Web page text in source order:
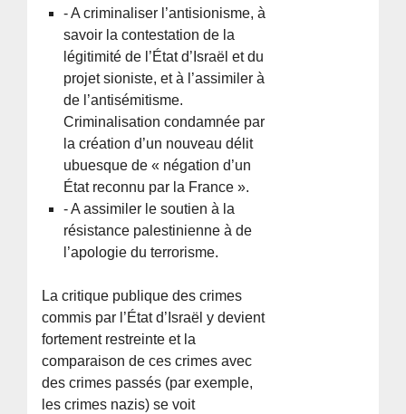
- A criminaliser l’antisionisme, à
savoir la contestation de la
légitimité de l’État d’Israël et du
projet sioniste, et à l’assimiler à
de l’antisémitisme.
Criminalisation condamnée par
la création d’un nouveau délit
ubuesque de « négation d’un
État reconnu par la France ».
- A assimiler le soutien à la
résistance palestinienne à de
l’apologie du terrorisme.
La critique publique des crimes
commis par l’État d’Israël y devient
fortement restreinte et la
comparaison de ces crimes avec
des crimes passés (par exemple,
les crimes nazis) se voit